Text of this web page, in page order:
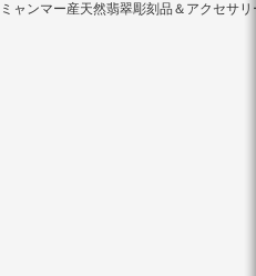
ミャンマー産天然翡翠彫刻品＆アクセサ